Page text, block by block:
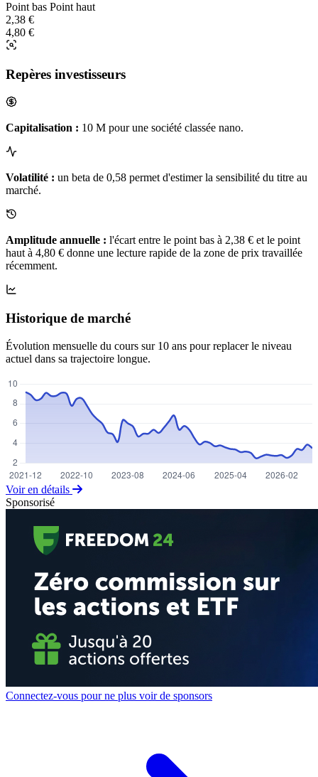
Point bas Point haut
2,38 €
4,80 €
Repères investisseurs
Capitalisation : 10 M pour une société classée nano.
Volatilité : un beta de 0,58 permet d'estimer la sensibilité du titre au
marché.
Amplitude annuelle : l'écart entre le point bas à 2,38 € et le point
haut à 4,80 € donne une lecture rapide de la zone de prix travaillée
récemment.
Historique de marché
Évolution mensuelle du cours sur 10 ans pour replacer le niveau
actuel dans sa trajectoire longue.
Voir en détails
Sponsorisé
Connectez-vous pour ne plus voir de sponsors